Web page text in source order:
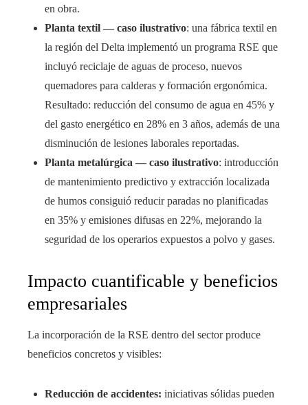
en obra.
Planta textil — caso ilustrativo: una fábrica textil en
la región del Delta implementó un programa RSE que
incluyó reciclaje de aguas de proceso, nuevos
quemadores para calderas y formación ergonómica.
Resultado: reducción del consumo de agua en 45% y
del gasto energético en 28% en 3 años, además de una
disminución de lesiones laborales reportadas.
Planta metalúrgica — caso ilustrativo: introducción
de mantenimiento predictivo y extracción localizada
de humos consiguió reducir paradas no planificadas
en 35% y emisiones difusas en 22%, mejorando la
seguridad de los operarios expuestos a polvo y gases.
Impacto cuantificable y beneficios
empresariales
La incorporación de la RSE dentro del sector produce
beneficios concretos y visibles:
Reducción de accidentes: iniciativas sólidas pueden